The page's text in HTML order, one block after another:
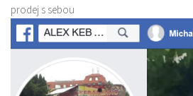
prodej s sebou